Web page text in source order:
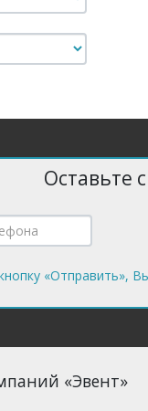
Оставьте
«Отправить»,
«Эвент»